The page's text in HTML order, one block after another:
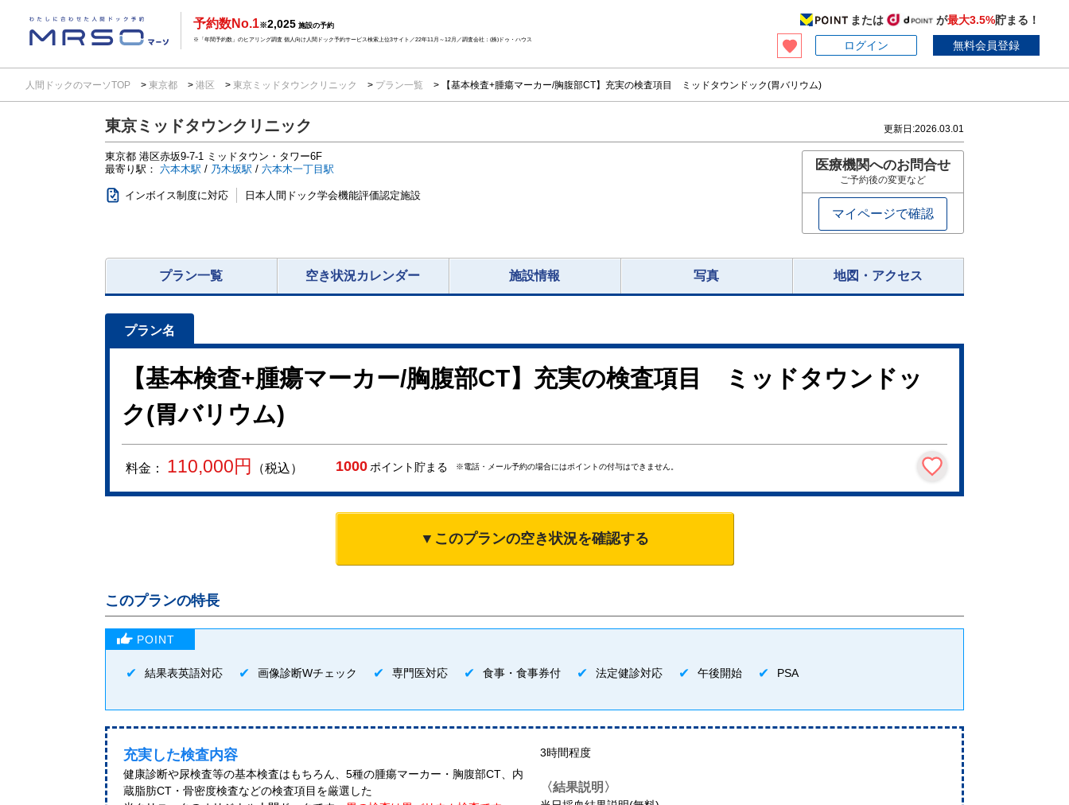
予約数No.1※2,025 施設の予約
※「年間予約数」のヒアリング調査 個人向け人間ドック予約サービス検索上位3サイト／22年11月～12月／調査会社：(株)ドゥ・ハウス
または が最大3.5%貯まる！
ログイン
無料会員登録
人間ドックのマーソTOP 東京都 港区 東京ミッドタウンクリニック プラン一覧 【基本検査+腫瘍マーカー/胸腹部CT】充実の検査項目 ミッドタウンドック(胃バリウム)
東京ミッドタウンクリニック 更新日:2026.03.01
東京都 港区赤坂9-7-1 ミッドタウン・タワー6F
最寄り駅： 六本木駅 / 乃木坂駅 / 六本木一丁目駅
インボイス制度に対応 日本人間ドック学会機能評価認定施設
医療機関へのお問合せ
ご予約後の変更など
マイページで確認
プラン一覧 空き状況カレンダー 施設情報 写真 地図・アクセス
【基本検査+腫瘍マーカー/胸腹部CT】充実の検査項目 ミッドタウンドッ
ク(胃バリウム)
料金： 110,000円 （税込） 1000 ポイント貯まる ※電話・メール予約の場合にはポイントの付与はできません。
▼このプランの空き状況を確認する
このプランの特長
結果表英語対応 画像診断Wチェック 専門医対応 食事・食事券付 法定健診対応 午後開始 PSA
充実した検査内容
健康診断や尿検査等の基本検査はもちろん、5種の腫瘍マーカー・胸腹部CT、内
蔵脂肪CT・骨密度検査などの検査項目を厳選した
3時間程度
〈結果説明〉